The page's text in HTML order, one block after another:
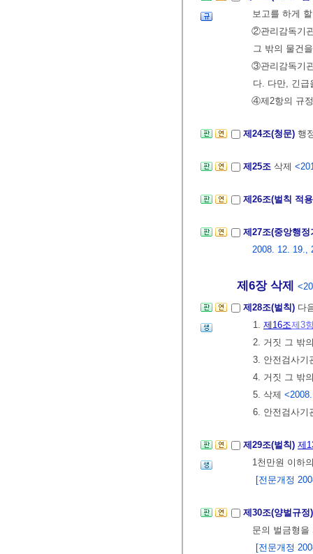
보고를 하게
②관리감독기
그 밖의 물건
③관리감독기
다. 다만, 긴급
④제2항의 규
제24조(청문) 행
제25조 삭제
제26조(벌칙 적
제27조(중앙행
2008. 12. 19.,
제6장 삭제
제28조(벌칙) 다
1. 제16조제3
2. 거짓 그 밖
3. 안전검사기
4. 거짓 그 밖
5. 삭제
6. 안전검사기
제29조(벌칙) 제
1천만원 이하
[전문개정
제30조(양벌규
문의 벌금형
[전문개정